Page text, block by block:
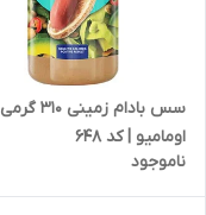
سس بادام زمینی 310 گرمی
اومامیو | کد 648
ناموجود